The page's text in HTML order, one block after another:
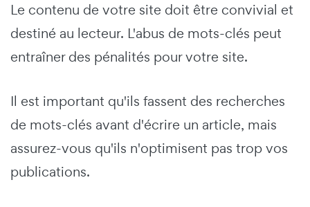
Le contenu de votre site doit être convivial et
destiné au lecteur. L'abus de mots-clés peut
entraîner des pénalités pour votre site.
Il est important qu'ils fassent des recherches
de mots-clés avant d'écrire un article, mais
assurez-vous qu'ils n'optimisent pas trop vos
publications.